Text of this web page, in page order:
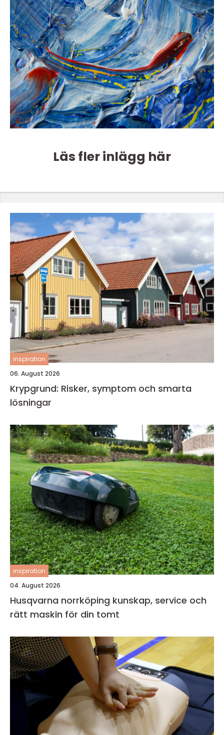
Läs fler inlägg här
inspiration
06. August 2026
Krypgrund: Risker, symptom och smarta
lösningar
inspiration
04. August 2026
Husqvarna norrköping kunskap, service och
rätt maskin för din tomt